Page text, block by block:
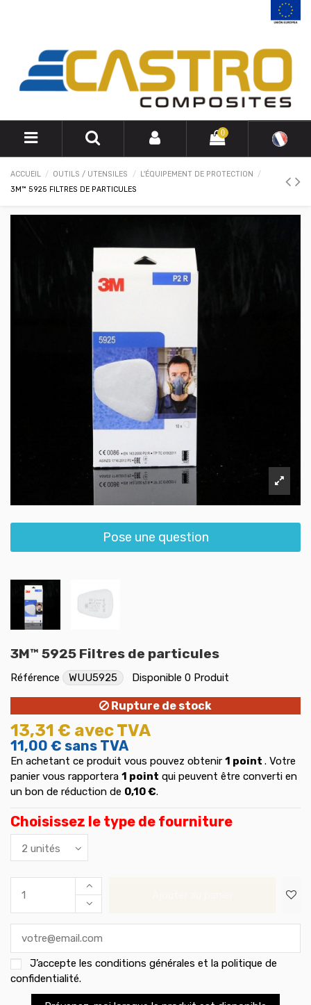
0
ACCUEIL OUTILS / UTENSILES
L'ÉQUIPEMENT DE PROTECTION
3M™ 5925 FILTRES DE PARTICULES
Pose une question
3M™ 5925 Filtres de particules
Référence WUU5925 Disponible 0 Produit
Rupture de stock
13,31 € avec TVA
11,00 € sans TVA
En achetant ce produit vous pouvez obtenir 1 point . Votre
panier vous rapportera 1 point qui peuvent être converti en
un bon de réduction de 0,10 €.
Choisissez le type de fourniture
J’accepte les conditions générales et la politique de
confidentialité.